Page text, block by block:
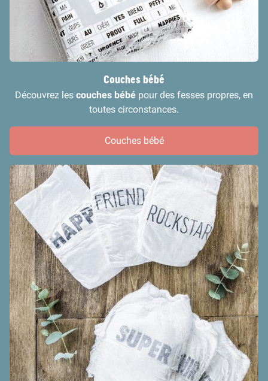
Couches bébé
Découvrez les couches bébé pour des fesses propres, en
toutes circonstances.
Couches bébé